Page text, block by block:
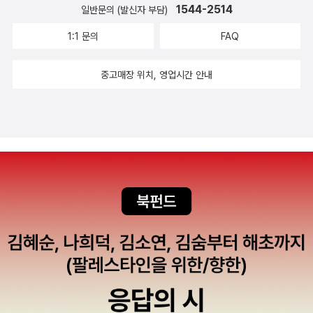
기 동안 잊혀져 있던(말도 안 된다고 여겨졌던) 타고난 정신구조에 관
은 계속된다』, 『미국이 진정으로 원하는 것』, 『촘스키, 누가 무엇으로
나왔는데, 과거에 비해 책들이 조금 더 가지런히(?) 나오고 있다. 그
밖에...덧) 촘스키의 젊은 시절 영상 몇 개... 'Vietnam and the Inte
(1969. 4. 3.) https://www.youtube.com/watch?v=9DvmL
퍼 히친스, 리처드 도킨스 등 쟁쟁한 지식인들이 한 자리씩 차지하고
있었는데, 반대로 말하자면, 그만큼이나 쟁쟁한 지식인들 사이에서
이야기가 될 것이다. 이 책은 그의 사상과 연구를 문답법과 그 자신이
큰 것 같지만) 여백이 커서 눈에 쉽게 들어오는 편이다. 시원시원스럽
달라질 수 있다, 라고 말할 수도 있겠지만 말이다. 홀로코스트 유럽
유대인의 파괴 1, 2. 합쳐서 1774쪽. 책 소개에 보면, 1권이 960쪽이
두 합쳐서 페이지를 매기고 있기에 1권이 960쪽이면 2권은 814쪽
이다. 단권으로 내기에 부담스러운 크기라서 적당히 반으로 자른 것
이 아닌가 그런 생각을 해본다. 페이지 수에 대한 이야기는 그만하도
록 하고, 책에 대한 이야기를 하자면, 이 책은 정말 위대한 책이다. 저
것은 분명한 사실이다.과연 한국은 어떻게하여그토록 혹독한 시련속
(개혁)들을 했는지 보시라...그리고 그들의 달콤한 유혹 혹은 협박을
이기지 못하고 개혁을 단행했던 국가들을 보시라...그개혁이 가져다
들면 다시는 일어설 수가 없는 구조를 가진 경제 메커니즘은빈국들에
게서 앞으로도 희망을 등불을 찾아 볼 수 없는 이유이다..언젠가는 나
해한다면 너무나도 참담하여 조금이나마 빈국들의 아이들에게 보내
어 한국어학, 영어학, 일본어학처럼 특정 자연언어를 대상으로 삼는
학문은 개별언어학이라고 합니다. 소쉬르가 제네바대학에서 가르치
니다. 그는 제네바대학 초기에 산스크리트어학이나 프랑스어학 같은
이들의 노력은 소쉬르라는 이름에 불멸의 영예를 헌정한 것과 동시에
'진짜 소쉬르'를 찾기 위한 후대 언어학자들의 기나긴 여정의 신호탄
이 되었습니다.여기서 잠깐, 근대 언어학의 역사를 두 세기 남짓으로
잡을 때, 19세기와 20세기를 각각 대표하는 언어학자로 누구를 꼽을
수 있을까요? 등수 매기기는 본디 비(非)학문적이고, 뛰어남은 계량
하기 어렵습니다. 그러나 후대에 끼친 학문적 영향은 얼추 계량할 수
학과 심리학에도 업적이 있는데 요새는 활발한 정치 비평, 특히 미국
의 대외 정책의 위선과 야만성을 폭로하는 행동가로 더 널리 알려져
서 만나서 인사를 나누었던 기억이 납니다. 최고의 지성으로 꼽히고
학만능주의는 희한하게도 종종 종교와 만나곤 합니다. 러셀의 저서를
성은 과학을 나타냅니다. 여기 종교를 믿는 학생들이 물론 있겠는데
여기서 독단이란 종교의 독선주의, 배타주의를 말합니다. 잘못된 의
이 만나서 투쟁하는 경우는 거의 없고, 도리어 과학과 종교가 사이좋
게 잘 만나는 듯합니다. 그런데 이는 그릇된 인식에 바탕을 둔 과학과
기술인 경우가 많습니다. 특히 과학만능주의는 이성이 아니라 독단으
로서 문제가 심각하다 하겠습니다. 과학과 종교의 사이좋은 만남이란
겠지만). 그가 프랑스의 현학적인 지식인들에 대해서 못마땅해 한 것
다).대중들이 읽을 글은 그들이 이해할 수 있게 쓰라는 것. 그가 가장
키의 책들은 국내에 '너무 많이' 소개돼 있다(국내엔 촘스키의 제자들
번역가인 강주헌씨는 요즘 부쩍 촘스키에 빠져 있는 듯한데, 가장 최
근에 나온 촘스키 책도 그가 번역한 <지식인의 책무>(황소걸음, 20
05)이다. 물론 책은 제목에서부터 사르트르의 <지식인을 위한 변명
>(한마당, 1999)를 떠올리게 한다. 대중적 인지도에다 사회적 책무
에 대한 강조에 있어서 촘스키는 우리 시대의, 미패권주의 시대의 '사
르트르'이다(사르트르적 의미의 지식인이란 남의 일에 참견하는 사람
일반문의 (발신자 부담) 1544-2514
1:1 문의 FAQ
중고매장 위치, 영업시간 안내